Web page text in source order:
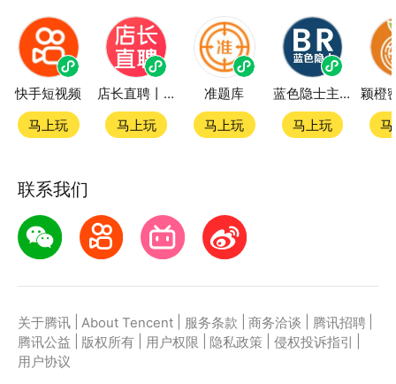
快手短视频
马上玩
店长直聘丨求职招聘找工作
马上玩
准题库
马上玩
蓝色隐士主题站
马上玩
联系我们
关于腾讯 About Tencent 服务条款 商务洽谈 腾讯招聘
腾讯公益
版权所有 用户权限 隐私政策 侵权投诉指引
用户协议